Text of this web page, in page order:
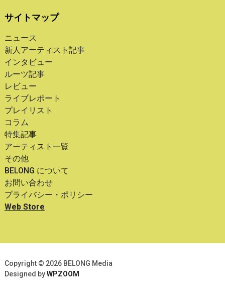
サイトマップ
ニュース
新人アーティスト記事
インタビュー
ルーツ記事
レビュー
ライブレポート
プレイリスト
コラム
特集記事
アーティスト一覧
その他
BELONG について
お問い合わせ
プライバシー・ポリシー
Web Store
Copyright © 2026 BELONG Media
Designed byWPZOOM